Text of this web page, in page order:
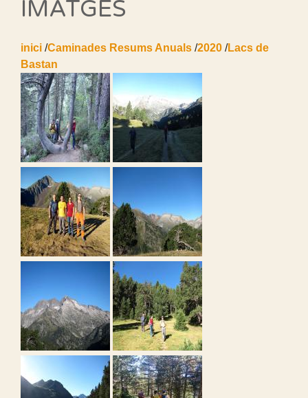
IMATGES
inici /Caminades Resums Anuals /2020 /Lacs de
Bastan